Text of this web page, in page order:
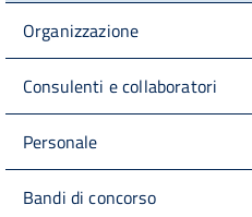
Organizzazione
Consulenti e collaboratori
Personale
Bandi di concorso